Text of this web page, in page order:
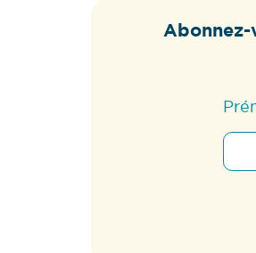
Abonnez-